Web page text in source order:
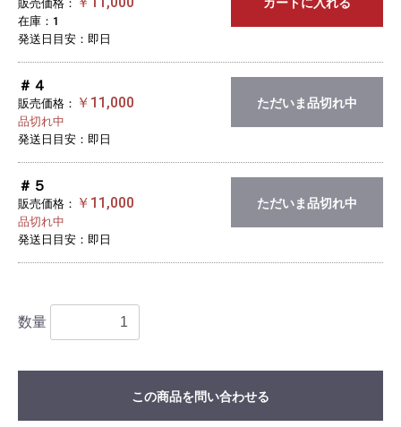
販売価格：
在庫：1
発送日目安：即日
＃４
販売価格： ￥11,000
品切れ中
発送日目安：即日
ただいま品切れ中
＃５
販売価格： ￥11,000
品切れ中
発送日目安：即日
ただいま品切れ中
数量
この商品を問い合わせる